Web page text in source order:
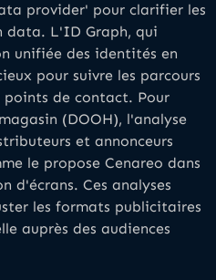
provider' pour clarifier les
data. L'ID Graph, qui
unifiée des identités en
pour suivre les parcours
de contact. Pour
(DOOH), l'analyse
et annonceurs
le propose Cenareo dans
d'écrans. Ces analyses
les formats publicitaires
auprès des audiences